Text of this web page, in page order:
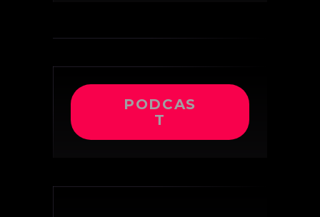
PODCAS
T